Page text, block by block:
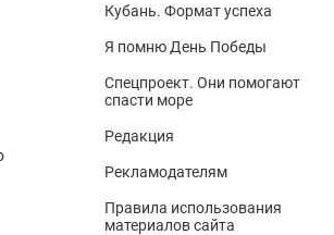
Кубань. Формат успеха
Я помню День Победы
Спецпроект. Они помогают
спасти море
Редакция
Рекламодателям
Правила использования
материалов сайта